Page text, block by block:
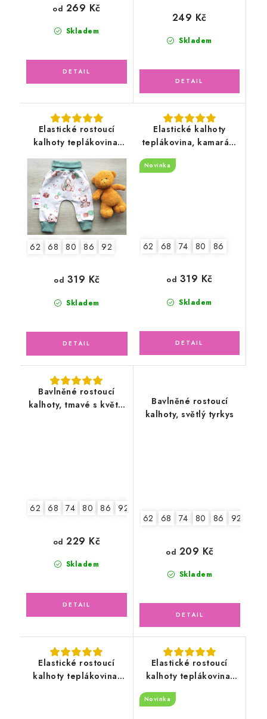
Skladem
od 269 Kč
Skladem
249 Kč
Elastické rostoucí
kalhoty teplákovina,
kouzelné hračky
62 68 80 86 92
Skladem
od 319 Kč
Elastické kalhoty
teplákovina, kamarádi
zvířátka
Novinka
62 68 74 80 86
Skladem
od 319 Kč
Bavlněné rostoucí
kalhoty, tmavé s květy,
62 68 74 80 86 92
Skladem
od 229 Kč
Bavlněné rostoucí
kalhoty, světlý tyrkys
62 68 74 80 86 92
Skladem
od 209 Kč
Elastické rostoucí
kalhoty teplákovina,
Elastické rostoucí
kalhoty teplákovina,
Novinka